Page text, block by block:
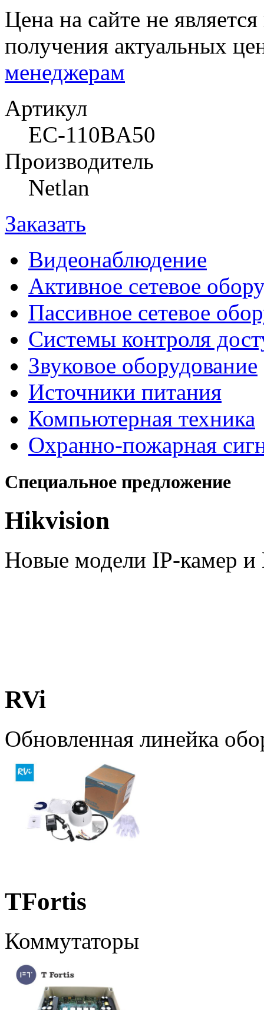
Цена на сайте не
получения актуальных
менеджерам
Артикул
EC-110BA50
Производитель
Netlan
Заказать
Видеонаблюдение
Активное сетевое
Пассивное сетевое
Системы контроля
Звуковое оборудование
Источники питания
Компьютерная техника
Охранно-пожарная
Специальное предложение
Hikvision
Новые модели IP-камер и
RVi
Обновленная линейка
TFortis
Коммутаторы